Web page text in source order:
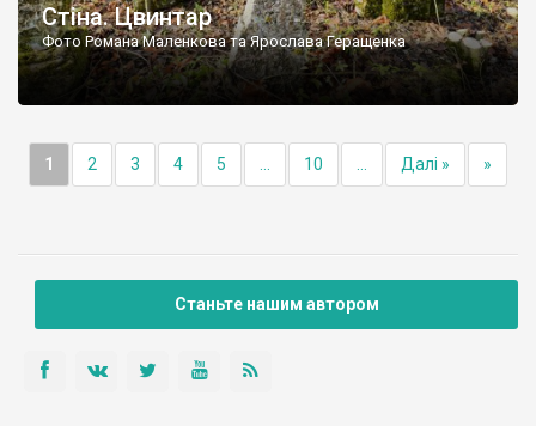
Стіна. Цвинтар
Фото Романа Маленкова та Ярослава Геращенка
1 2 3 4 5 10 Далі » »
Станьте нашим автором